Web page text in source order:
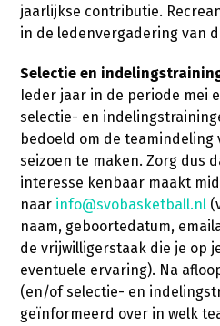
jaarlijkse contributie.
in de ledenvergadering van
Selectie en
Ieder jaar in de periode mei
selectie- en
bedoeld om de teamindeling
seizoen te maken. Zorg dus
interesse kenbaar maakt
naar info@svobasketball.nl
naam, geboortedatum,
de vrijwilligerstaak die je op
eventuele ervaring). Na
(en/of selectie- en
geïnformeerd over in welk